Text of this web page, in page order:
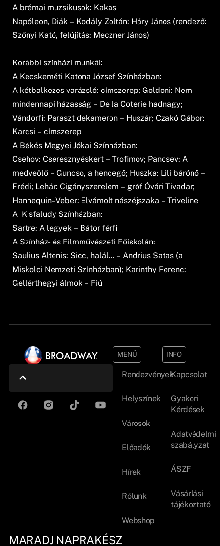
A brémai muzsikusok: Kakas
Napóleon, Diák – Kodály Zoltán: Háry János (rendező:
Szőnyi Kató, felújítás: Meczner János)
Korábbi színházi munkái:
A Kecskeméti Katona József Színházban:
A kétbalkezes varázsló: címszerep; Goldoni: Nem
mindennapi házasság – De la Coterie hadnagy;
Vándorfi: Paraszt dekameron – Huszár; Czakó Gábor:
Karcsi – címszerep
A Békés Megyei Jókai Színházban:
Csehov: Cseresznyéskert – Trofimov; Pancsev: A
medveölő – Guncso, a hencegő; Huszka: Lili bárónő –
Frédi; Lehár: Cigányszerelem – gróf Óvári Tivadar;
Hannequin–Veber: Elvámolt nászéjszaka – Triveline
A Kisfaludy Színházban:
Sartre: A legyek – Bátor férfi
A Színház- és Filmművészeti Főiskolán:
Saulius Altenis: Sicc, halál… – Andrius Satas (a
Miskolci Nemzeti Színházban); Karinthy Ferenc:
Gellérthegyi álmok – Fiú
MENÜ
Rendezvények
Helyszínek
Városok
Előadók
Hírek
Rólunk
Webshop
INFO
Kapcsolat
Gyakori
Kérdések
Adatvédelmi
szabályzat
ÁSZF
Vásárlási
tájékoztató
MARADJ NAPRAKÉSZ